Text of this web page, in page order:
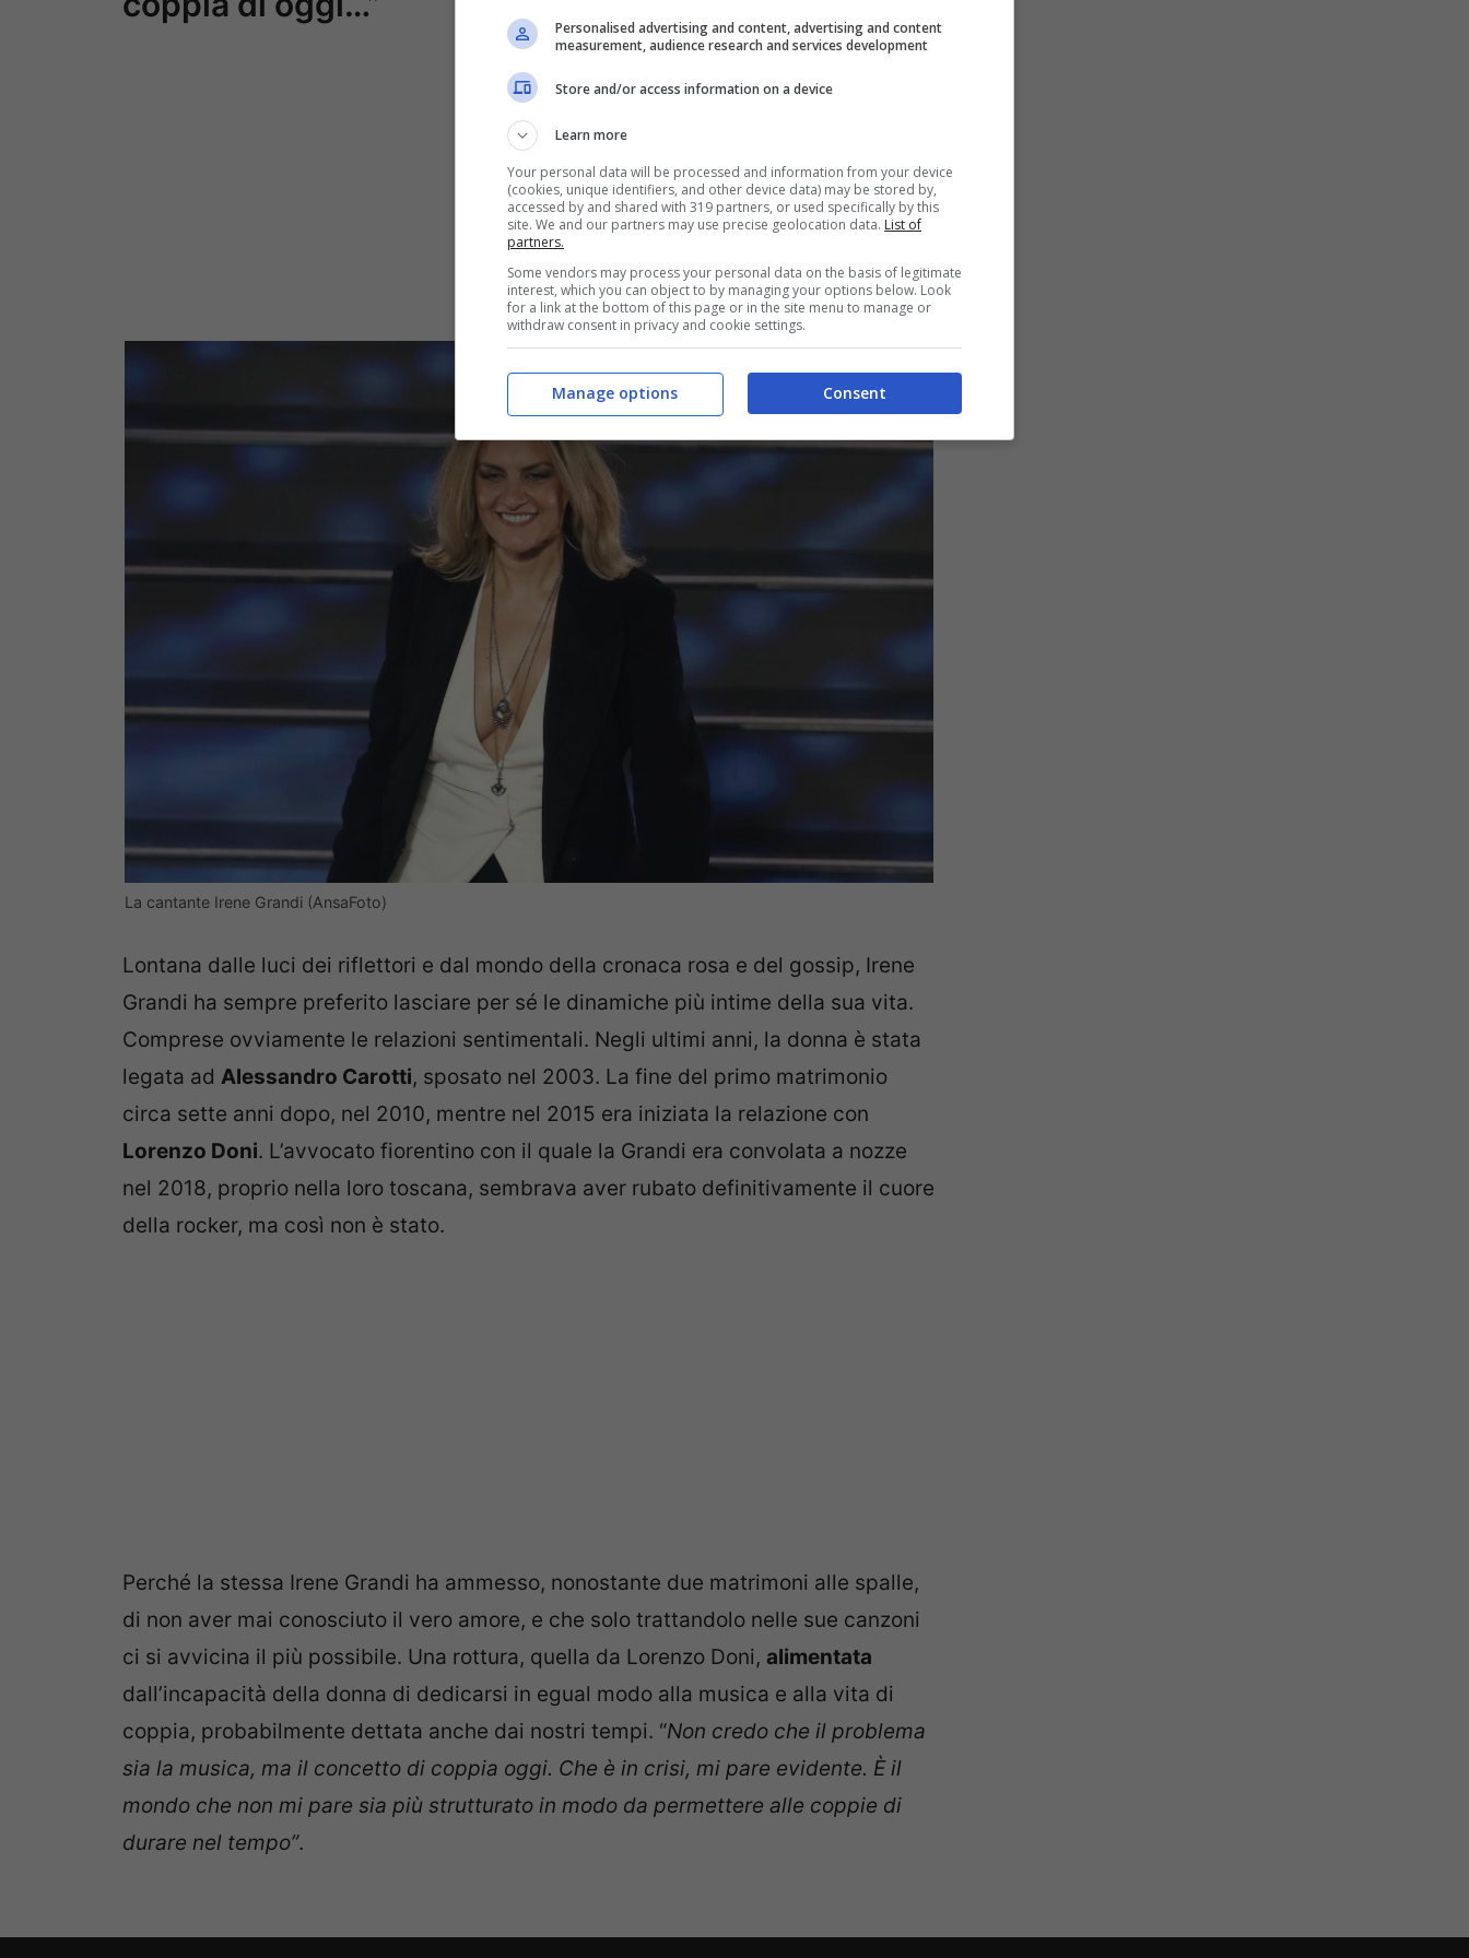
La cantante Irene Grandi (AnsaFoto)
Lontana dalle luci dei riflettori e dal mondo della cronaca rosa e del gossip, Irene
Grandi ha sempre preferito lasciare per sé le dinamiche più intime della sua vita.
Comprese ovviamente le relazioni sentimentali. Negli ultimi anni, la donna è stata
legata ad Alessandro Carotti, sposato nel 2003. La fine del primo matrimonio
circa sette anni dopo, nel 2010, mentre nel 2015 era iniziata la relazione con
Lorenzo Doni. L’avvocato fiorentino con il quale la Grandi era convolata a nozze
nel 2018, proprio nella loro toscana, sembrava aver rubato definitivamente il cuore
della rocker, ma così non è stato.
Perché la stessa Irene Grandi ha ammesso, nonostante due matrimoni alle spalle,
di non aver mai conosciuto il vero amore, e che solo trattandolo nelle sue canzoni
ci si avvicina il più possibile. Una rottura, quella da Lorenzo Doni, alimentata
dall’incapacità della donna di dedicarsi in egual modo alla musica e alla vita di
coppia, probabilmente dettata anche dai nostri tempi. “Non credo che il problema
sia la musica, ma il concetto di coppia oggi. Che è in crisi, mi pare evidente. È il
mondo che non mi pare sia più strutturato in modo da permettere alle coppie di
durare nel tempo”.
Personalised advertising and content, advertising and content
measurement, audience research and services development
Store and/or access information on a device
Learn more
Your personal data will be processed and information from your device
(cookies, unique identifiers, and other device data) may be stored by,
accessed by and shared with 319 partners, or used specifically by this
site. We and our partners may use precise geolocation data. List of
partners.
Some vendors may process your personal data on the basis of legitimate
interest, which you can object to by managing your options below. Look
for a link at the bottom of this page or in the site menu to manage or
withdraw consent in privacy and cookie settings.
Consent
Manage options